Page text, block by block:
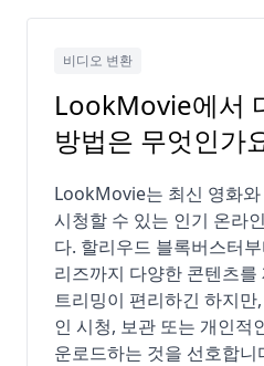
비디오 변환
LookMovie에서
방법은 무엇인가
LookMovie는 최신 영화
시청할 수 있는 인기 온라
다. 할리우드 블록버스터
리즈까지 다양한 콘텐츠
트리밍이 편리하긴 하지
인 시청, 보관 또는 개인적
운로드하는 것을 선호합